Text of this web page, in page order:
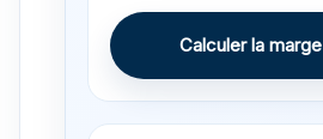
Calculer la marge